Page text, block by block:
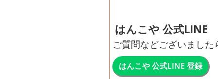
はんこや 公式LINE
ご質問などございまし
はんこや 公式LINE 登録